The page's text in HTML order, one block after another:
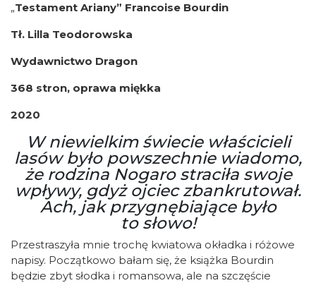
„Testament Ariany” Francoise Bourdin
Tł. Lilla Teodorowska
Wydawnictwo Dragon
368 stron, oprawa miękka
2020
W niewielkim świecie właścicieli
lasów było powszechnie wiadomo,
że rodzina Nogaro straciła swoje
wpływy, gdyż ojciec zbankrutował.
Ach, jak przygnębiające było
to słowo!
Przestraszyła mnie trochę kwiatowa okładka i różowe
napisy. Początkowo bałam się, że książka Bourdin
będzie zbyt słodka i romansowa, ale na szczęście